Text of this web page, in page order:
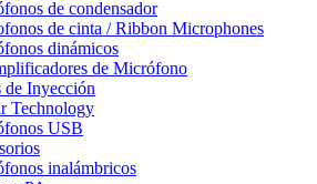
de condensador
de cinta / Ribbon Microphones
dinámicos
de Micrófono
de Inyección
Technology
USB
inalámbricos